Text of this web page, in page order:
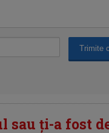
ți-a fost